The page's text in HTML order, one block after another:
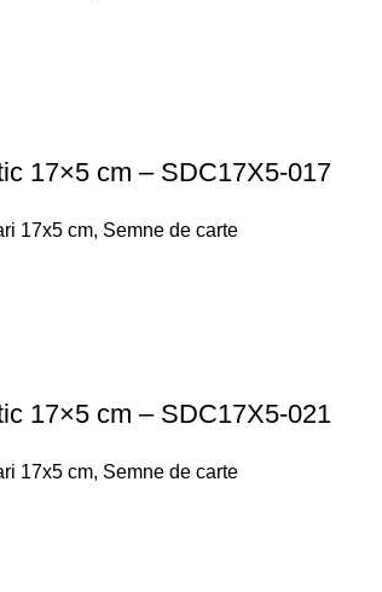
17×5 cm – SDC17X5-017
17x5 cm, Semne de carte
17×5 cm – SDC17X5-021
17x5 cm, Semne de carte